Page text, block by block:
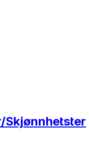
Skjønnhetster